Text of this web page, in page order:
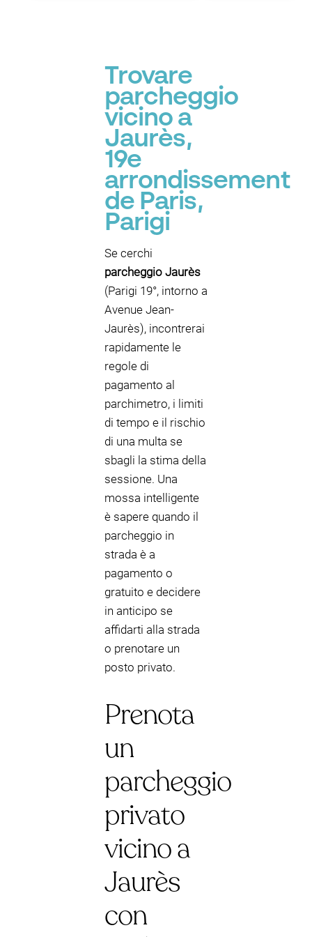
Trovare
parcheggio
vicino a
Jaurès,
19e
arrondissement
de Paris,
Parigi
Se cerchi
parcheggio Jaurès
(Parigi 19°, intorno a
Avenue Jean-
Jaurès), incontrerai
rapidamente le
regole di
pagamento al
parchimetro, i limiti
di tempo e il rischio
di una multa se
sbagli la stima della
sessione. Una
mossa intelligente
è sapere quando il
parcheggio in
strada è a
pagamento o
gratuito e decidere
in anticipo se
affidarti alla strada
o prenotare un
posto privato.
Prenota
un
parcheggio
privato
vicino a
Jaurès
con